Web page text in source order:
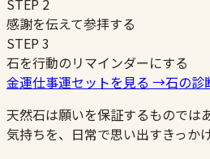
STEP 2
感謝を伝えて参拝する
STEP3
石を行動のリマインダーにする
金運仕事運セットを見る →石の診
天然石は願いを保証するものでは
気持ちを、日常で思い出すきっか